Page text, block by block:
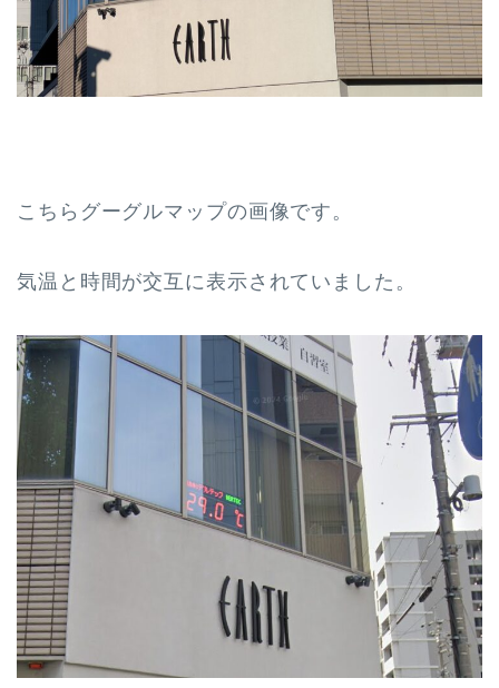
こちらグーグルマップの画像です。
気温と時間が交互に表示されていました。